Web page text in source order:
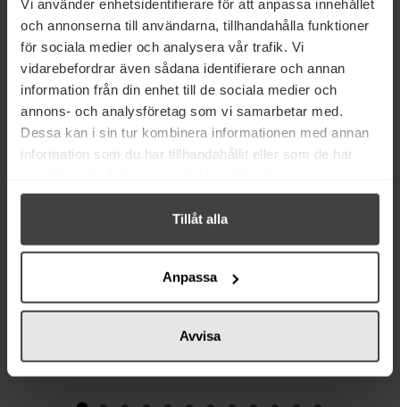
Vi använder enhetsidentifierare för att anpassa innehållet
och annonserna till användarna, tillhandahålla funktioner
för sociala medier och analysera vår trafik. Vi
vidarebefordrar även sådana identifierare och annan
information från din enhet till de sociala medier och
annons- och analysföretag som vi samarbetar med.
Dessa kan i sin tur kombinera informationen med annan
information som du har tillhandahållit eller som de har
Tillåt alla
Anpassa
Avvisa
Relaterade varor
27 kr
Le Tribute Tonic Water 200ml
18 kr